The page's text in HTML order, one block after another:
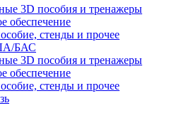
3D пособия и тренажеры
обеспечение
стенды и прочее
БАС
3D пособия и тренажеры
обеспечение
стенды и прочее